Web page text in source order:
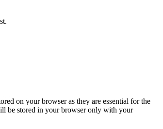
on your browser as they are essential for the
be stored in your browser only with your